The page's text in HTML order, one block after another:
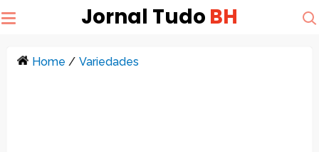
Jornal Tudo BH
Home / Variedades